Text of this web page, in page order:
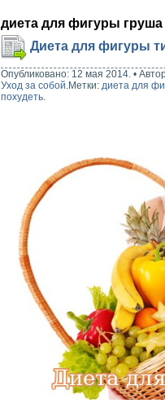
диета для фигуры груша
Диета для фигуры
Опубликовано: 12 мая 2014. •
Уход за собой.Метки: диета для
похудеть.